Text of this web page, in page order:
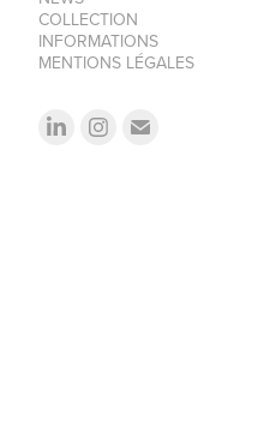
COLLECTION
INFORMATIONS
MENTIONS LÉGALES